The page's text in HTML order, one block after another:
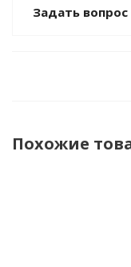
Задать вопрос
Похожие